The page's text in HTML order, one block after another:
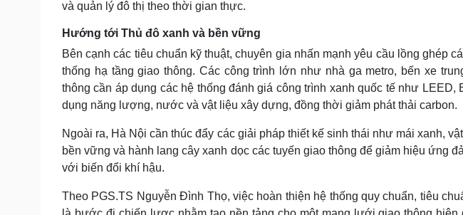
và quản lý đô thị theo thời gian thực.
Hướng tới Thủ đô xanh và bền vững
Bên cạnh các tiêu chuẩn kỹ thuật, chuyên gia nhấn mạnh yêu cầu lồng ghép
thống hạ tầng giao thông. Các công trình lớn như nhà ga metro, bến xe
thông cần áp dụng các hệ thống đánh giá công trình xanh quốc tế như
dụng năng lượng, nước và vật liệu xây dựng, đồng thời giảm phát thải carbon.
Ngoài ra, Hà Nội cần thúc đẩy các giải pháp thiết kế sinh thái như mái xanh,
bền vững và hành lang cây xanh dọc các tuyến giao thông để giảm hiệu ứng
với biến đổi khí hậu.
Theo PGS.TS Nguyễn Đình Thọ, việc hoàn thiện hệ thống quy chuẩn, tiêu